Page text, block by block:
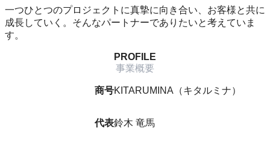
一つひとつのプロジェクトに真摯に向き合い、お客様と共に
成長していく。そんなパートナーでありたいと考えていま
す。
PROFILE
事業概要
商号KITARUMINA（キタルミナ）
代表鈴木 竜馬